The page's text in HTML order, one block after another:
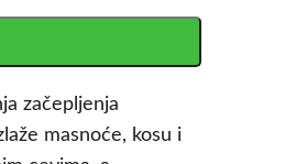
začepljenja
masnoće, kosu i